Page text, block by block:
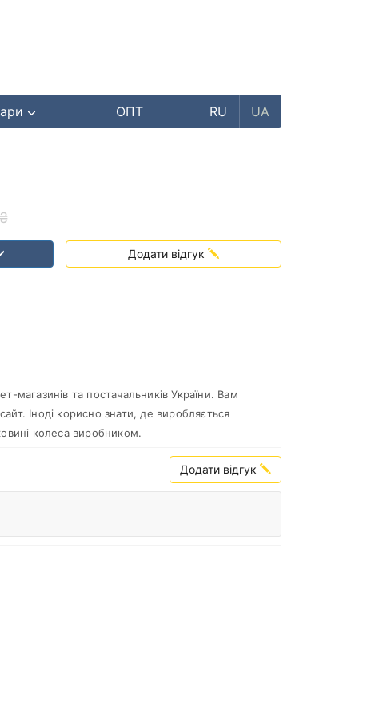
ОПТ RU UA
Додати відгук
магазинів та постачальників України. Вам
Іноді корисно знати, де виробляється
колеса виробником.
Додати відгук